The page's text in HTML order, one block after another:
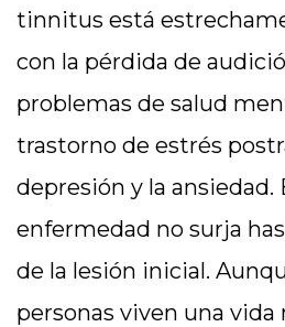
tinnitus está
con la pérdida de
problemas de salud
trastorno de estrés
depresión y la ansiedad.
enfermedad no surja
de la lesión inicial.
personas viven una vida